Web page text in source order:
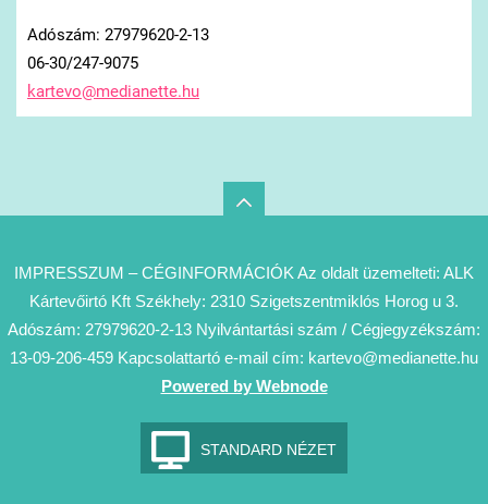
Adószám: 27979620-2-13
06-30/247-9075
kartevo@medianette.hu
IMPRESSZUM – CÉGINFORMÁCIÓK Az oldalt üzemelteti: ALK
Kártevőirtó Kft Székhely: 2310 Szigetszentmiklós Horog u 3.
Adószám: 27979620-2-13 Nyilvántartási szám / Cégjegyzékszám:
13-09-206-459 Kapcsolattartó e-mail cím: kartevo@medianette.hu
Powered by Webnode
STANDARD NÉZET